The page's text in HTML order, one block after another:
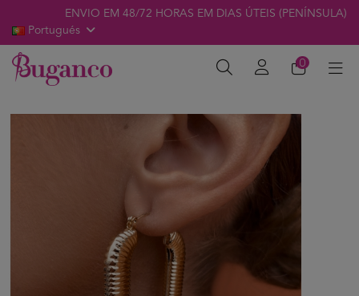
ENVIO EM 48/72 HORAS EM DIAS ÚTEIS (PENÍNSULA)
Portugués
0